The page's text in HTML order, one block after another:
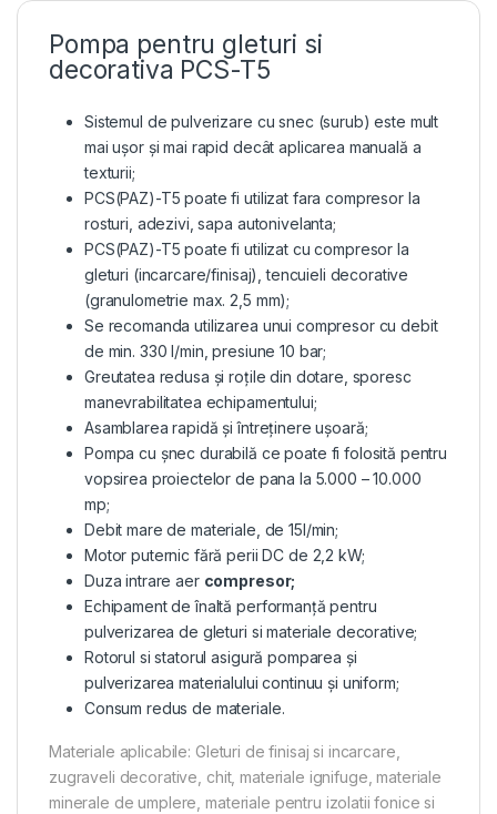
Pompa pentru gleturi si
decorativa PCS-T5
Sistemul de pulverizare cu snec (surub) este mult
mai ușor și mai rapid decât aplicarea manuală a
texturii;
PCS(PAZ)-T5 poate fi utilizat fara compresor la
rosturi, adezivi, sapa autonivelanta;
PCS(PAZ)-T5 poate fi utilizat cu compresor la
gleturi (incarcare/finisaj), tencuieli decorative
(granulometrie max. 2,5 mm);
Se recomanda utilizarea unui compresor cu debit
de min. 330 l/min, presiune 10 bar;
Greutatea redusa și roțile din dotare, sporesc
manevrabilitatea echipamentului;
Asamblarea rapidă și întreținere ușoară;
Pompa cu șnec durabilă ce poate fi folosită pentru
vopsirea proiectelor de pana la 5.000 – 10.000
mp;
Debit mare de materiale, de 15l/min;
Motor puternic fără perii DC de 2,2 kW;
Duza intrare aer compresor;
Echipament de înaltă performanță pentru
pulverizarea de gleturi si materiale decorative;
Rotorul si statorul asigură pomparea și
pulverizarea materialului continuu și uniform;
Consum redus de materiale.
Materiale aplicabile: Gleturi de finisaj si incarcare,
zugraveli decorative, chit, materiale ignifuge, materiale
minerale de umplere, materiale pentru izolatii fonice si